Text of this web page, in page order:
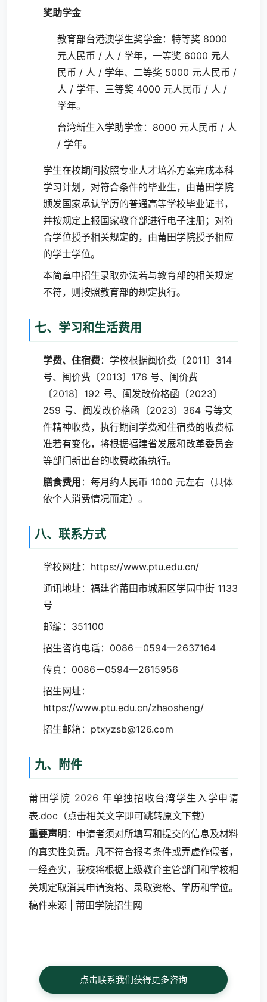
奖助学金
教育部台港澳学生奖学金：特等奖 8000
元人民币 / 人 / 学年，一等奖 6000 元人
民币 / 人 / 学年、二等奖 5000 元人民币 /
人 / 学年、三等奖 4000 元人民币 / 人 /
学年。
台湾新生入学助学金：8000 元人民币 / 人
/ 学年。
学生在校期间按照专业人才培养方案完成本科
学习计划，对符合条件的毕业生，由莆田学院
颁发国家承认学历的普通高等学校毕业证书，
并按规定上报国家教育部进行电子注册；对符
合学位授予相关规定的，由莆田学院授予相应
的学士学位。
本简章中招生录取办法若与教育部的相关规定
不符，则按照教育部的规定执行。
七、学习和生活费用
学费、住宿费：学校根据闽价费〔2011〕314
号、闽价费〔2013〕176 号、闽价费
〔2018〕192 号、闽发改价格函〔2023〕
259 号、闽发改价格函〔2023〕364 号等文
件精神收费，执行期间学费和住宿费的收费标
准若有变化，将根据福建省发展和改革委员会
等部门新出台的收费政策执行。
膳食费用 ：每月约人民币 1000 元左右（具体
依个人消费情况而定）。
八、联系方式
学校网址： https://www.ptu.edu.cn/
通讯地址：福建省莆田市城厢区学园中街 1133
号
邮编：351100
招生咨询电话：0086－0594—2637164
传真：0086－0594—2615956
招生网址：
https://www.ptu.edu.cn/zhaosheng/
招生邮箱：ptxyzsb@126.com
九、附件
莆田学院 2026 年单独招收台湾学生入学申请
表.doc（点击相关文字即可跳转原文下载）
重要声明 ：申请者须对所填写和提交的信息及材料
的真实性负责。凡不符合报考条件或弄虚作假者，
一经查实，我校将根据上级教育主管部门和学校相
关规定取消其申请资格、录取资格、学历和学位。
稿件来源 | 莆田学院招生网
点击联系我们获得更多咨询